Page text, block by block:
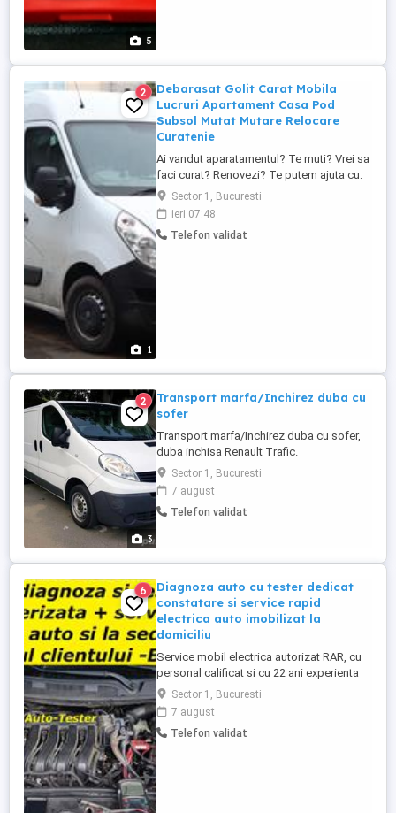
5
1
2
Debarasat Golit Carat Mobila
Lucruri Apartament Casa Pod
Subsol Mutat Mutare Relocare
Curatenie
Ai vandut aparatamentul? Te muti? Vrei sa
faci curat? Renovezi? Te putem ajuta cu:
Debarasat Golit Carat Mobila Lucruri
Apartament Casa Pod Subsol Mutat
Curatenie Garsoniera - 250 E Ap. 2 Camere
- 350 E Ap. 3 Camere - 400 E Ap. 4 Camere -
Sector 1, Bucuresti
ieri 07:48
Telefon validat
3
2
Transport marfa/Inchirez duba cu
sofer
Transport marfa/Inchirez duba cu sofer,
duba inchisa Renault Trafic.
Disponibilitate 24/24h. In Bucuresti sau in
tara. Posibilitate factura si chitanta. Pret
negociabil in functie de incarcatura,
distanta si greutate. Mai multe detalii la
Sector 1, Bucuresti
7 august
Telefon validat
6
Diagnoza auto cu tester dedicat
constatare si service rapid
electrica auto imobilizat la
domiciliu
Service mobil electrica autorizat RAR, cu
personal calificat si cu 22 ani experienta
oferim servicii de asistenta tehnica auto la
preturi convenabile pentru orice
autoturism, sau autoutilitara utlizand
echipamente profesionale, de ultima
Sector 1, Bucuresti
7 august
Telefon validat